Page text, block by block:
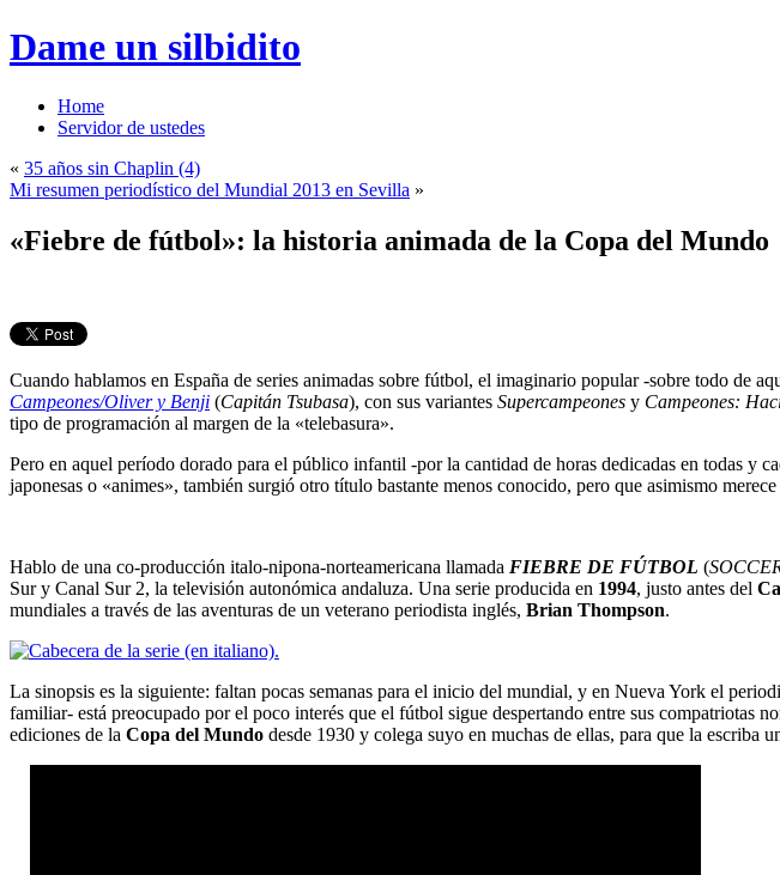
Dame un silbidito
Home
Servidor de ustedes
« 35 años sin Chaplin (4)
Mi resumen periodístico del Mundial 2013 en Sevilla »
«Fiebre de fútbol»: la historia animada de la Copa del Mundo
Cuando hablamos en España de series animadas sobre fútbol, el imaginario popular -sobre todo de
Campeones/Oliver y Benji (Capitán Tsubasa), con sus variantes Supercampeones y Campeones:
tipo de programación al margen de la «telebasura».
Pero en aquel período dorado para el público infantil -por la cantidad de horas dedicadas en todas y
japonesas o «animes», también surgió otro título bastante menos conocido, pero que asimismo
Hablo de una co-producción italo-nipona-norteamericana llamada FIEBRE DE FÚTBOL (
Sur y Canal Sur 2, la televisión autonómica andaluza. Una serie producida en 1994, justo antes del
mundiales a través de las aventuras de un veterano periodista inglés, Brian Thompson.
La sinopsis es la siguiente: faltan pocas semanas para el inicio del mundial, y en Nueva York el
familiar- está preocupado por el poco interés que el fútbol sigue despertando entre sus
ediciones de la Copa del Mundo desde 1930 y colega suyo en muchas de ellas, para que la escriba